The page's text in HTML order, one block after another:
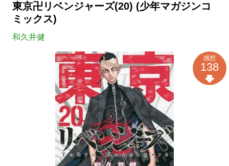
東京卍リベンジャーズ(20) (少年マガジンコ
ミックス)
和久井健
感想
138